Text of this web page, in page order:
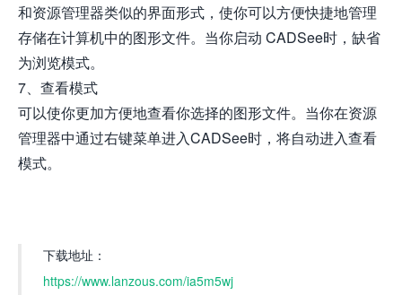
和资源管理器类似的界面形式，使你可以方便快捷地管理
存储在计算机中的图形文件。当你启动 CADSee时，缺省
为浏览模式。
7、查看模式
可以使你更加方便地查看你选择的图形文件。当你在资源
管理器中通过右键菜单进入CADSee时，将自动进入查看
模式。
下载地址：
https://www.lanzous.com/ia5m5wj